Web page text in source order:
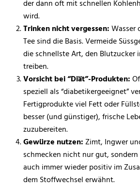
der dann oft mit schnellen
wird.
Trinken nicht vergessen: Wasser
Tee sind die Basis. Vermeide
die schnellste Art, den Blutzucker
treiben.
Vorsicht bei “Diät”-Produkten:
speziell als “diabetikergeeignet”
Fertigprodukte viel Fett oder
besser (und günstiger), frische
zuzubereiten.
Gewürze nutzen: Zimt, Ingwer
schmecken nicht nur gut,
auch immer wieder positiv im
dem Stoffwechsel erwähnt.